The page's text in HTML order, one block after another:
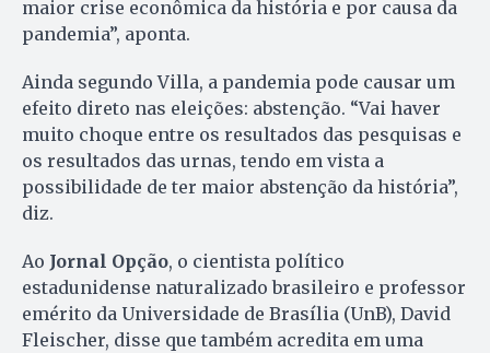
maior crise econômica da história e por causa da
pandemia”, aponta.
Ainda segundo Villa, a pandemia pode causar um
efeito direto nas eleições: abstenção. “Vai haver
muito choque entre os resultados das pesquisas e
os resultados das urnas, tendo em vista a
possibilidade de ter maior abstenção da história”,
diz.
Ao Jornal Opção, o cientista político
estadunidense naturalizado brasileiro e professor
emérito da Universidade de Brasília (UnB), David
Fleischer, disse que também acredita em uma